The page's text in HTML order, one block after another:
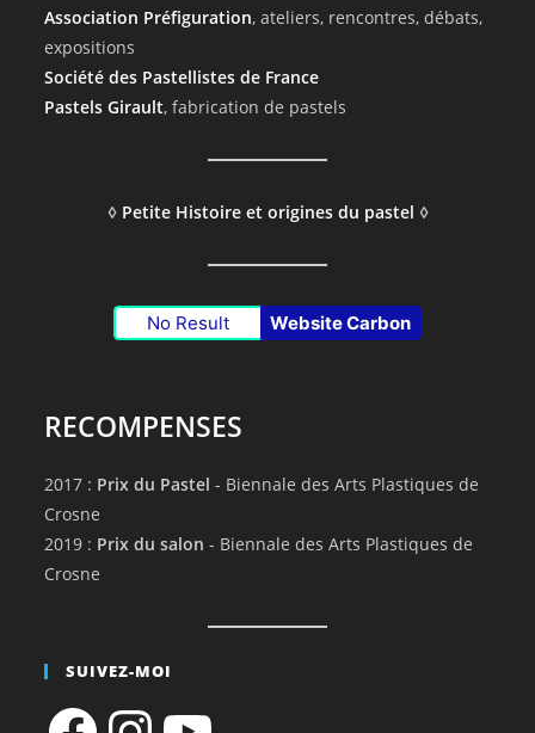
Association Préfiguration, ateliers, rencontres, débats,
expositions
Société des Pastellistes de France
Pastels Girault, fabrication de pastels
◊ Petite Histoire et origines du pastel ◊
No Result Website Carbon
RECOMPENSES
2017 : Prix du Pastel - Biennale des Arts Plastiques de
Crosne
2019 : Prix du salon - Biennale des Arts Plastiques de
Crosne
SUIVEZ-MOI
FacebookInstagramYouTube